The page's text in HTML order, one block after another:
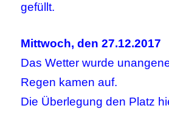
gefüllt.
Mittwoch, den 27.12.2017
Das Wetter wurde
Regen kamen auf.
Die Überlegung den Platz